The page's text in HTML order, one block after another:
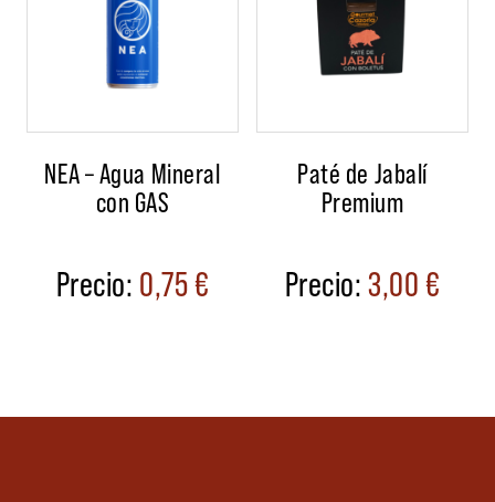
NEA – Agua Mineral
con GAS
0,75€
Paté de Jabalí
Premium
3,00€